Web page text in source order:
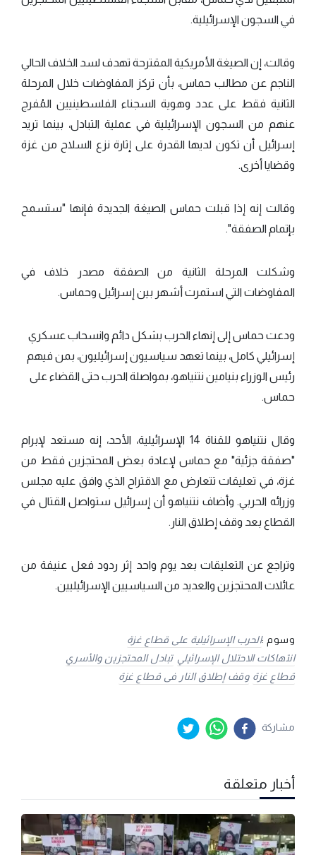
في السجون الإسرائيلية.
وقالت، إن الصيغة الأمريكية المقترحة تهدف لسد الخلاف الحالي
الناجم عن مطالب حماس، بأن تركز المفاوضات خلال المرحلة
الثانية فقط على عدد وهوية السجناء الفلسطينيين المُفرج
عنهم من السجون الإسرائيلية في عملية التبادل، بينما تريد
إسرائيل أن تكون لديها القدرة على إثارة نزع السلاح من غزة
وقضايا أخرى.
وقالت إنه إذا قبلت حماس الصيغة الجديدة فإنها "ستسمح
بإتمام الصفقة".
وشكلت المرحلة الثانية من الصفقة مصدر خلاف في
المفاوضات التي استمرت أشهر بين إسرائيل وحماس.
ودعت حماس إلى إنهاء الحرب بشكل دائم وانسحاب عسكري
إسرائيلي كامل، بينما تعهد سياسيون إسرائيليون، بمن فيهم
رئيس الوزراء بنيامين نتنياهو، بمواصلة الحرب حتى القضاء على
حماس.
وقال نتنياهو للقناة 14 الإسرائيلية، الأحد، إنه مستعد لإبرام
"صفقة جزئية" مع حماس لإعادة بعض المحتجزين فقط من
غزة، في تعليقات تتعارض مع الاقتراح الذي وافق عليه مجلس
وزرائه الحربي. وأضاف نتنياهو أن إسرائيل ستواصل القتال في
القطاع بعد وقف إطلاق النار.
وتراجع عن التعليقات بعد يوم واحد إثر ردود فعل عنيفة من
عائلات المحتجزين والعديد من السياسيين الإسرائيليين.
وسوم :الحرب الإسرائيلية على قطاع غزة
انتهاكات الاحتلال الإسرائيلي تبادل المحتجزين والأسري
قطاع غزة وقف إطلاق النار فى قطاع غزة
مشاركة
أخبار متعلقة